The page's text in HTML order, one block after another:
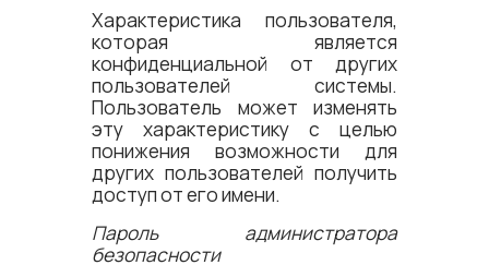
Характеристика пользователя,
которая является
конфиденциальной от других
пользователей системы.
Пользователь может изменять
эту характеристику с целью
понижения возможности для
других пользователей получить
доступ от его имени.
Пароль администратора
безопасности